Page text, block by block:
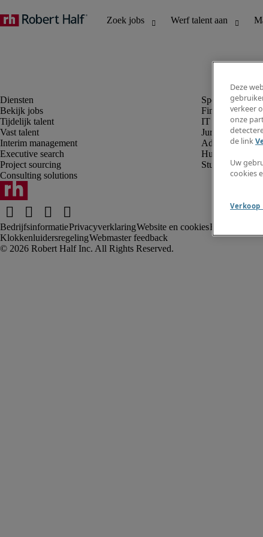
Bekijk jobs
Tijdelijk talent
Vast talent
Interim management
Executive search
Project sourcing
Consulting solutions
Finance en
IT en digital
Juridisch
Administratie
Human resources
Student
BedrijfsinformatiePrivacyverklaringWebsite en cookies
KlokkenluidersregelingWebmaster feedback
Deze
verkeer
onze
de link
Uw
cookies